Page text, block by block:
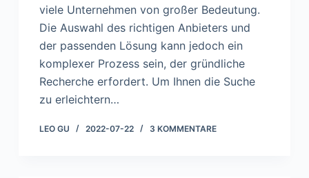
viele Unternehmen von großer Bedeutung.
Die Auswahl des richtigen Anbieters und
der passenden Lösung kann jedoch ein
komplexer Prozess sein, der gründliche
Recherche erfordert. Um Ihnen die Suche
zu erleichtern…
LEO GU 2022-07-22 3 KOMMENTARE